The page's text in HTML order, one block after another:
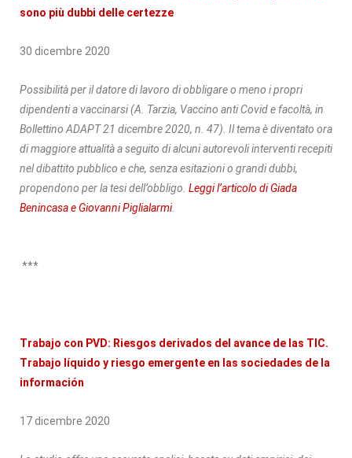
sono più dubbi delle certezze
30 dicembre 2020
Possibilità per il datore di lavoro di obbligare o meno i propri
dipendenti a vaccinarsi (A. Tarzia, Vaccino anti Covid e facoltà, in
Bollettino ADAPT 21 dicembre 2020, n. 47). Il tema è diventato ora
di maggiore attualità a seguito di alcuni autorevoli interventi recepiti
nel dibattito pubblico e che, senza esitazioni o grandi dubbi,
propendono per la tesi dell’obbligo. Leggi l’articolo di Giada
Benincasa e Giovanni Piglialarmi.
***
Trabajo con PVD: Riesgos derivados del avance de las TIC.
Trabajo líquido y riesgo emergente en las sociedades de la
información
17 dicembre 2020